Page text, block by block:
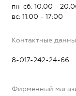
пн-сб: 10:00 -
вс: 11:00 - 17:00
Контактные
8-017-242-24-66
Фирменный